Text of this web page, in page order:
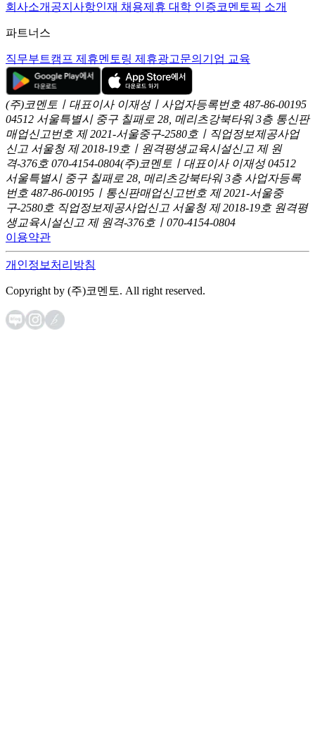
회사소개 공지사항인재 채용제휴 대학 인증코멘토픽 소개
파트너스
직무부트캠프 제휴멘토링 제휴광고문의 기업 교육
(주)코멘토ㅣ대표이사 이재성ㅣ사업자등록번호 487-86-00195
04512 서울특별시 중구 칠패로 28, 메리츠강북타워 3층 통신판
매업신고번호 제 2021-서울중구-2580호ㅣ직업정보제공사업
신고 서울청 제 2018-19호ㅣ원격평생교육시설신고 제 원
격-376호 070-4154-0804(주)코멘토ㅣ대표이사 이재성 04512
서울특별시 중구 칠패로 28, 메리츠강북타워 3층 사업자등록
번호 487-86-00195ㅣ통신판매업신고번호 제 2021-서울중
구-2580호 직업정보제공사업신고 서울청 제 2018-19호 원격평
생교육시설신고 제 원격-376호ㅣ070-4154-0804
이용약관
개인정보처리방침
Copyright by (주)코멘토. All right reserved.